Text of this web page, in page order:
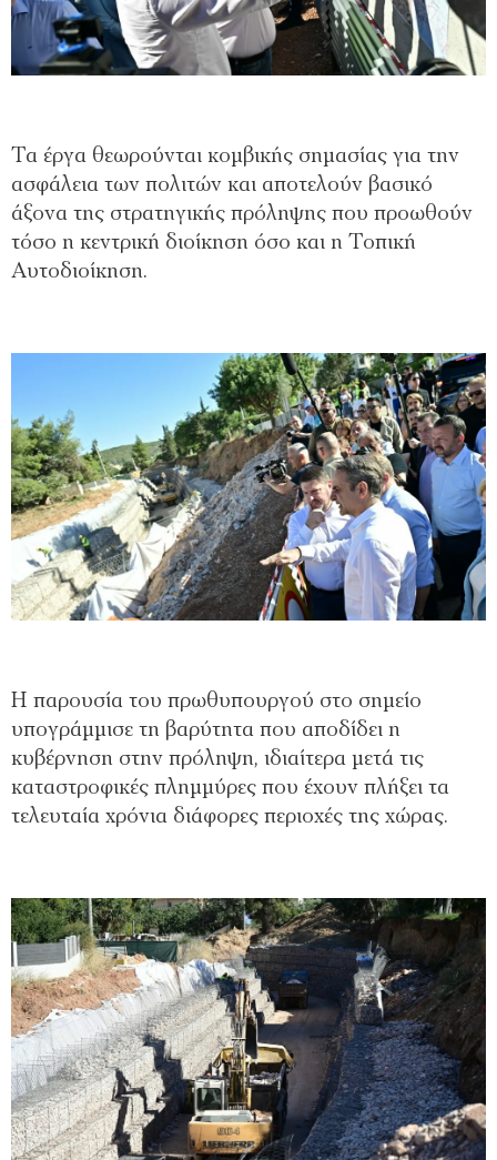
Τα έργα θεωρούνται κομβικής σημασίας για την
ασφάλεια των πολιτών και αποτελούν βασικό
άξονα της στρατηγικής πρόληψης που προωθούν
τόσο η κεντρική διοίκηση όσο και η Τοπική
Αυτοδιοίκηση.
Η παρουσία του πρωθυπουργού στο σημείο
υπογράμμισε τη βαρύτητα που αποδίδει η
κυβέρνηση στην πρόληψη, ιδιαίτερα μετά τις
καταστροφικές πλημμύρες που έχουν πλήξει τα
τελευταία χρόνια διάφορες περιοχές της χώρας.